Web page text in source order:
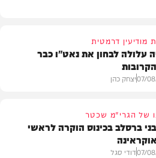
מודיעין דרמטית
עלולה לבחון את נאט"ו כבר
07/יצחק כהן
של הגרי"מ שכטר
ברסלב בכינוס הוקרה לראשי
07/דודי סגל